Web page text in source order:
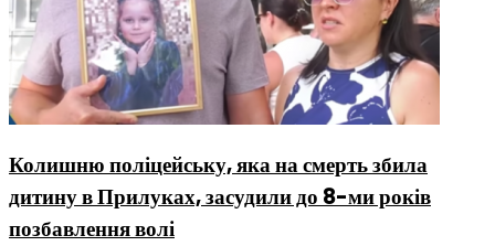
Колишню поліцейську, яка на смерть збила
дитину в Прилуках, засудили до 8-ми років
позбавлення волі